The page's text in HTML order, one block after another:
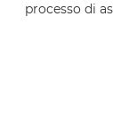
processo di